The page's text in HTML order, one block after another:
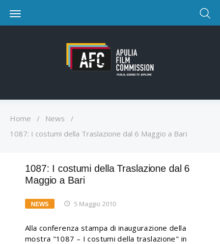
Home / News
/
1087: I costumi della Traslazione dal 6 Maggio a Bari
1087: I costumi della Traslazione dal 6
Maggio a Bari
NEWS 5 Maggio 2010
Alla conferenza stampa di inaugurazione della
mostra "1087 – I costumi della traslazione" in